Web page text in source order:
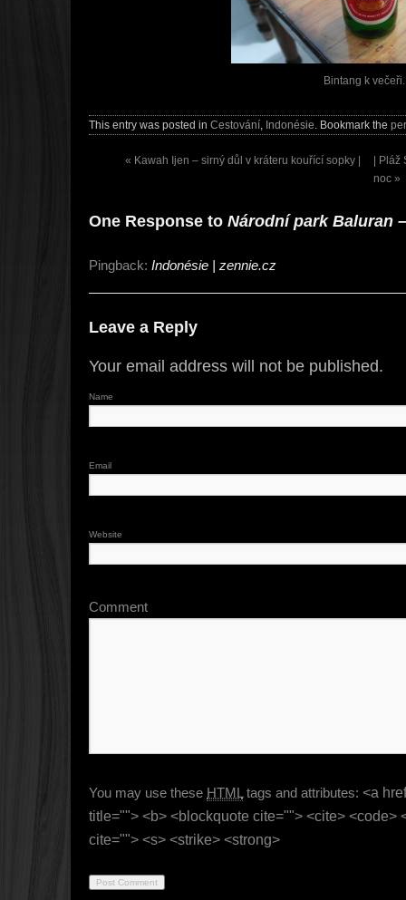
Bintang k
This entry was posted in Cestování, Indonésie. Bookmark the
« Kawah Ijen – sirný důl v kráteru kouřící sopky |
|
noc »
One Response to Národní park Baluran
Pingback: Indonésie | zennie.cz
Leave a Reply
Your email address will not be published.
Name
Email
Website
Comment
You may use these HTML tags and attributes: <a
title=""> <b> <blockquote cite=""> <cite> <code>
cite=""> <s> <strike> <strong>